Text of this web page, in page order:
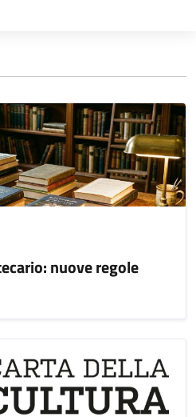
nuove regole